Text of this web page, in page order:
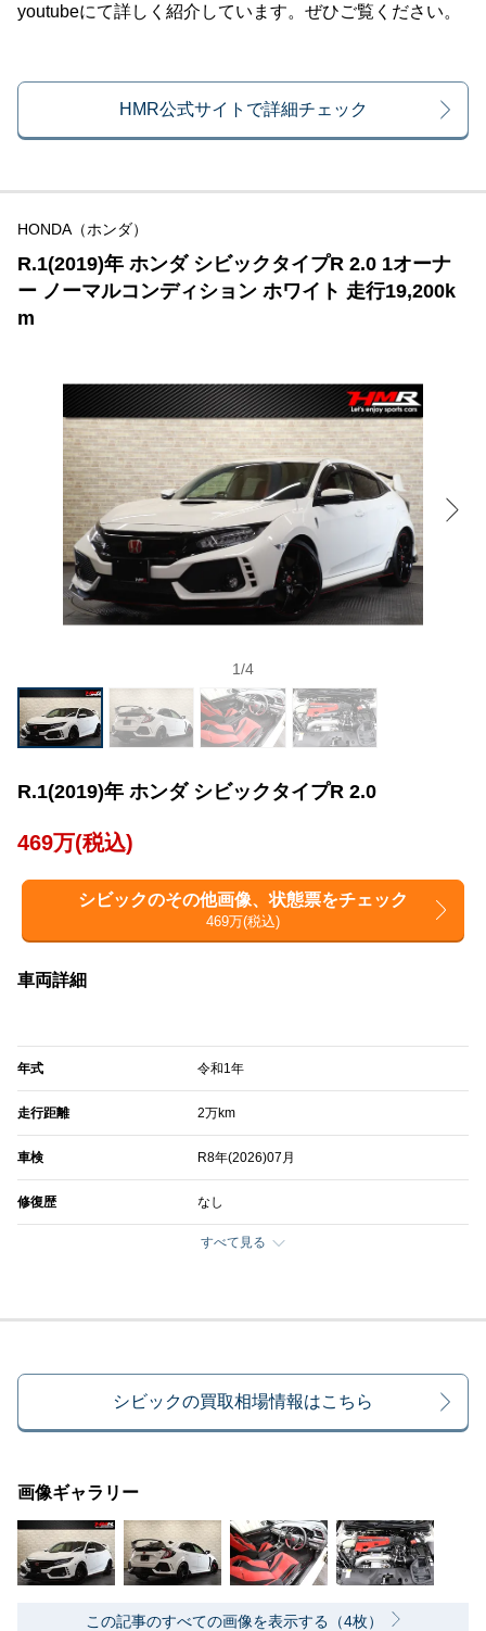
youtubeにて詳しく紹介しています。ぜひご覧ください。
HMR公式サイトで詳細チェック
HONDA（ホンダ）
R.1(2019)年 ホンダ シビックタイプR 2.0 1オーナ
ー ノーマルコンディション ホワイト 走行19,200k
m
1/4
R.1(2019)年 ホンダ シビックタイプR 2.0
469万(税込)
シビックのその他画像、状態票をチェック
469万(税込)
車両詳細
年式 令和1年
走行距離 2万km
車検 R8年(2026)07月
修復歴 なし
すべて見る
シビックの買取相場情報はこちら
画像ギャラリー
この記事のすべての画像を表示する（4枚）